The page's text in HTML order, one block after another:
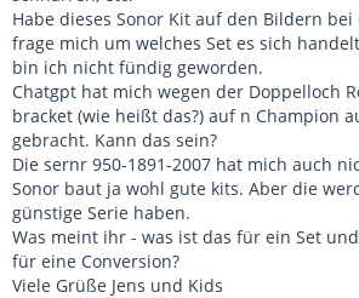
Habe dieses Sonor Kit auf den Bildern
frage mich um welches Set es sich
bin ich nicht fündig geworden.
Chatgpt hat mich wegen der Doppelloch
bracket (wie heißt das?) auf n Champion
gebracht. Kann das sein?
Die sernr 950-1891-2007 hat mich auch
Sonor baut ja wohl gute kits. Aber die
günstige Serie haben.
Was meint ihr - was ist das für ein Set
für eine Conversion?
Viele Grüße Jens und Kids